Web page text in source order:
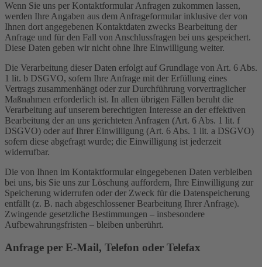
Wenn Sie uns per Kontaktformular Anfragen zukommen lassen,
werden Ihre Angaben aus dem Anfrageformular inklusive der von
Ihnen dort angegebenen Kontaktdaten zwecks Bearbeitung der
Anfrage und für den Fall von Anschlussfragen bei uns gespeichert.
Diese Daten geben wir nicht ohne Ihre Einwilligung weiter.
Die Verarbeitung dieser Daten erfolgt auf Grundlage von Art. 6 Abs.
1 lit. b DSGVO, sofern Ihre Anfrage mit der Erfüllung eines
Vertrags zusammenhängt oder zur Durchführung vorvertraglicher
Maßnahmen erforderlich ist. In allen übrigen Fällen beruht die
Verarbeitung auf unserem berechtigten Interesse an der effektiven
Bearbeitung der an uns gerichteten Anfragen (Art. 6 Abs. 1 lit. f
DSGVO) oder auf Ihrer Einwilligung (Art. 6 Abs. 1 lit. a DSGVO)
sofern diese abgefragt wurde; die Einwilligung ist jederzeit
widerrufbar.
Die von Ihnen im Kontaktformular eingegebenen Daten verbleiben
bei uns, bis Sie uns zur Löschung auffordern, Ihre Einwilligung zur
Speicherung widerrufen oder der Zweck für die Datenspeicherung
entfällt (z. B. nach abgeschlossener Bearbeitung Ihrer Anfrage).
Zwingende gesetzliche Bestimmungen – insbesondere
Aufbewahrungsfristen – bleiben unberührt.
Anfrage per E-Mail, Telefon oder Telefax